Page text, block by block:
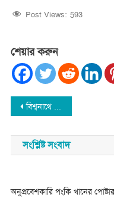
Post Views: 593
শেয়ার করুন
Post
navigation
বিশ্বনাথে সন্ত্রাসী হামলায় আওয়ামীলীগ নেতা খুন
সংশ্লিষ্ট সংবাদ
অনুপ্রবেশকারি পংকি খানের